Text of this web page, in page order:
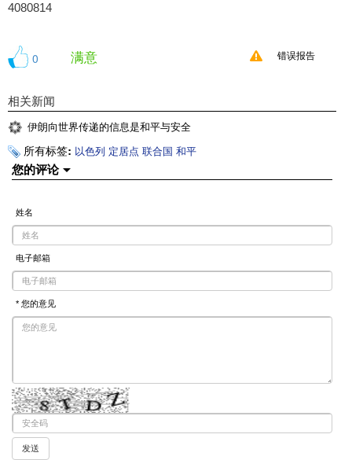
4080814
0 满意 错误报告
相关新闻
伊朗向世界传递的信息是和平与安全
所有标签: 以色列 定居点 联合国 和平
您的评论
姓名
电子邮箱
* 您的意见